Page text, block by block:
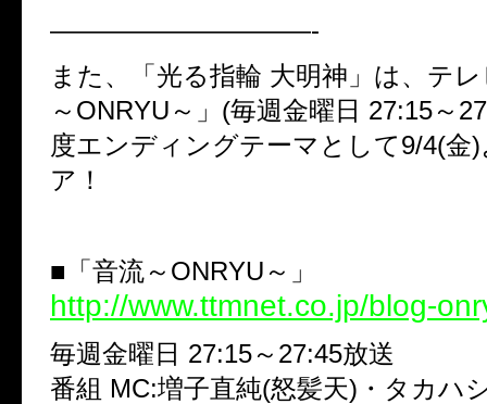
——————————-
また、「光る指輪 大明神」は、テ
～ONRYU～」(毎週金曜日 27:15～
度エンディングテーマとして9/4(金
ア！
■「音流～ONRYU～」
http://www.ttmnet.co.jp/blog-
毎週金曜日 27:15～27:45放送
番組 MC:増子直純(怒髪天)・タカハ